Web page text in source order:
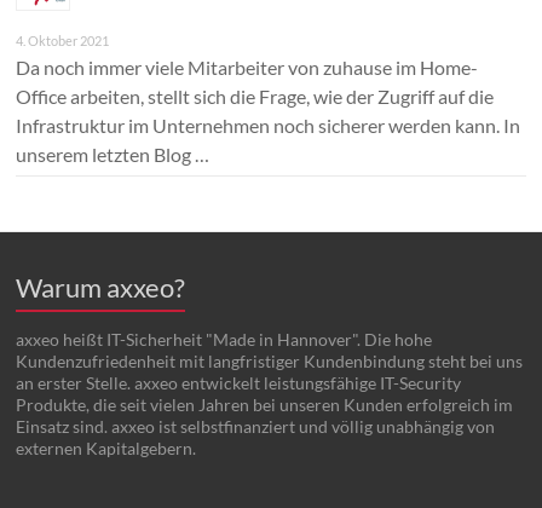
4. Oktober 2021
Da noch immer viele Mitarbeiter von zuhause im Home-
Office arbeiten, stellt sich die Frage, wie der Zugriff auf die
Infrastruktur im Unternehmen noch sicherer werden kann. In
unserem letzten Blog …
Warum axxeo?
axxeo heißt IT-Sicherheit "Made in Hannover". Die hohe
Kundenzufriedenheit mit langfristiger Kundenbindung steht bei uns
an erster Stelle. axxeo entwickelt leistungsfähige IT-Security
Produkte, die seit vielen Jahren bei unseren Kunden erfolgreich im
Einsatz sind. axxeo ist selbstfinanziert und völlig unabhängig von
externen Kapitalgebern.